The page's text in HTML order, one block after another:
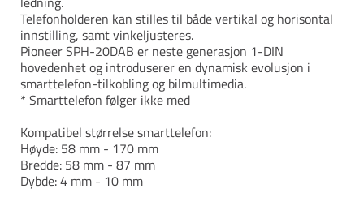
Telefonholderen kan stilles til både vertikal og horisontal
innstilling, samt vinkeljusteres.
Pioneer SPH-20DAB er neste generasjon 1-DIN
hovedenhet og introduserer en dynamisk evolusjon i
smarttelefon-tilkobling og bilmultimedia.
* Smarttelefon følger ikke med
Kompatibel størrelse smarttelefon:
Høyde: 58 mm - 170 mm
Bredde: 58 mm - 87 mm
Dybde: 4 mm - 10 mm